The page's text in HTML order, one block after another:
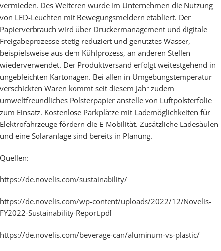
vermieden. Des Weiteren wurde im Unternehmen die Nutzung
von LED-Leuchten mit Bewegungsmeldern etabliert. Der
Papierverbrauch wird über Druckermanagement und digitale
Freigabeprozesse stetig reduziert und genutztes Wasser,
beispielsweise aus dem Kühlprozess, an anderen Stellen
wiederverwendet. Der Produktversand erfolgt weitestgehend in
ungebleichten Kartonagen. Bei allen in Umgebungstemperatur
verschickten Waren kommt seit diesem Jahr zudem
umweltfreundliches Polsterpapier anstelle von Luftpolsterfolie
zum Einsatz. Kostenlose Parkplätze mit Lademöglichkeiten für
Elektrofahrzeuge fördern die E-Mobilität. Zusätzliche Ladesäulen
und eine Solaranlage sind bereits in Planung.
Quellen:
https://de.novelis.com/sustainability/
https://de.novelis.com/wp-content/uploads/2022/12/Novelis-
FY2022-Sustainability-Report.pdf
https://de.novelis.com/beverage-can/aluminum-vs-plastic/